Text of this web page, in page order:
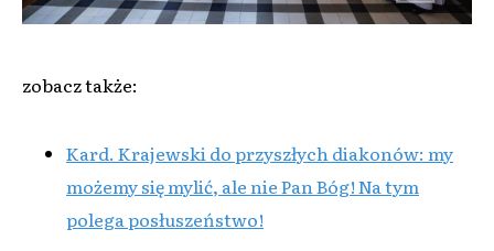
zobacz także:
Kard. Krajewski do przyszłych diakonów: my
możemy się mylić, ale nie Pan Bóg! Na tym
polega posłuszeństwo!